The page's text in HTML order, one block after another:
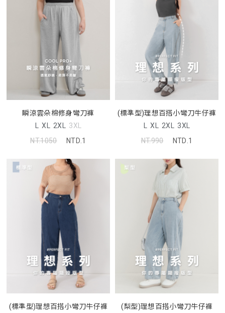
瞬涼雲朵棉修身彎刀褲
L XL 2XL 3XL
NT.1050
NTD.1
(標準型)理想百搭小彎刀牛仔褲
L XL 2XL 3XL
NT.990
NTD.1
(標準型)理想百搭小彎刀牛仔褲
(梨型)理想百搭小彎刀牛仔褲